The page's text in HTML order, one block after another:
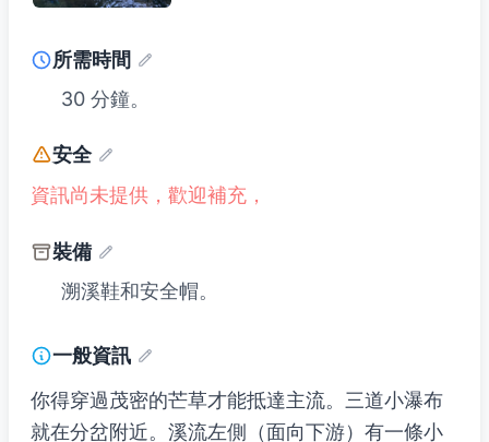
所需時間
30 分鐘。
安全
資訊尚未提供，歡迎補充，
裝備
溯溪鞋和安全帽。
一般資訊
你得穿過茂密的芒草才能抵達主流。三道小瀑布
就在分岔附近。溪流左側（面向下游）有一條小